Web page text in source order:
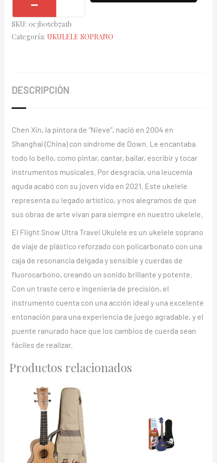
42
Ultra
Snow
SKU: 0c3b05eb7a1b
Categoría: UKULELE SOPRANO
DESCRIPCIÓN
Chen Xin, la pintora de “Nieve”, nació en 2004 en
Shanghai (China) con síndrome de Down. Le encantaba
todo lo bello, como pintar, cantar, bailar, escribir y tocar
instrumentos musicales. Por desgracia, una leucemia
aguda acabó con su joven vida en 2021. Este ukelele
representa su legado artístico, y nos alegramos de que
sus obras de arte vivan para siempre en nuestro ukelele.
El Flight Snow Ultra Travel Ukulele es un ukelele soprano
de viaje de plástico reforzado con policarbonato con una
caja de resonancia delgada y sensible y cuerdas de
fluorocarbono, creando un sonido brillante y potente.
Con un traste cero e ingeniería de precisión, el
instrumento cuenta con una acción ideal y una excelente
entonación para una experiencia de juego agradable, y el
puente ranurado hace que los cambios de cuerda sean
fáciles de realizar.
Productos relacionados